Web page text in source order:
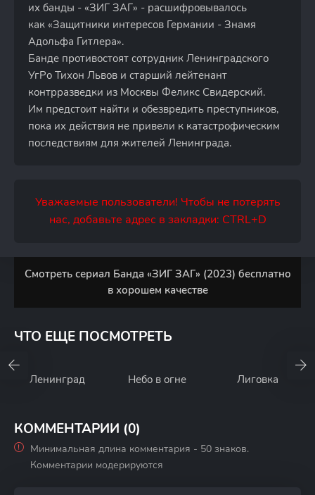
их банды - «ЗИГ ЗАГ» - расшифровывалось
как «Защитники интересов Германии - Знамя
Адольфа Гитлера».
Банде противостоят сотрудник Ленинградского
УгРо Тихон Львов и старший лейтенант
контрразведки из Москвы Феликс Свидерский.
Им предстоит найти и обезвредить преступников,
пока их действия не привели к катастрофическим
последствиям для жителей Ленинграда.
Уважаемые пользователи! Чтобы не потерять
нас, добавьте адрес в закладки: CTRL+D
Смотреть сериал Банда «ЗИГ ЗАГ» (2023) бесплатно
в хорошем качестве
ЧТО ЕЩЕ ПОСМОТРЕТЬ
Ленинград Небо в огне Лиговка
КОММЕНТАРИИ (0)
Минимальная длина комментария - 50 знаков.
Комментарии модерируются